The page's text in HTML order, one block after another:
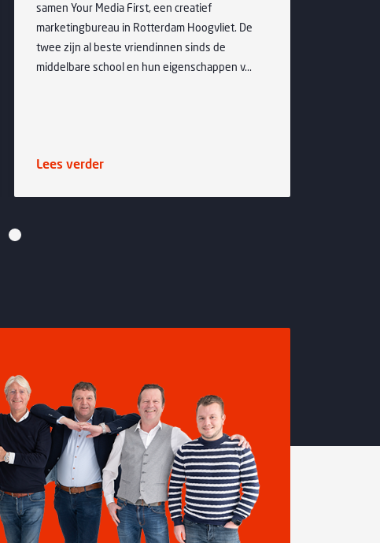
samen Your Media First, een creatief
marketingbureau in Rotterdam Hoogvliet. De
twee zijn al beste vriendinnen sinds de
middelbare school en hun eigenschappen v...
Lees verder